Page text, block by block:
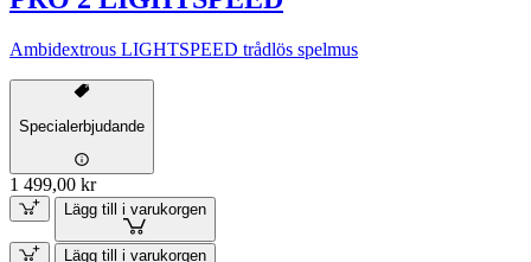
Ambidextrous LIGHTSPEED trådlös spelmus
Specialerbjudande
1 499,00 kr
Lägg till i varukorgen
Lägg till i varukorgen